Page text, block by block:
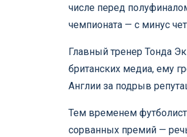
числе перед
чемпионата — с минус
Главный тренер Тонда
британских медиа, ему
Англии за подрыв
Тем временем
сорванных премий —